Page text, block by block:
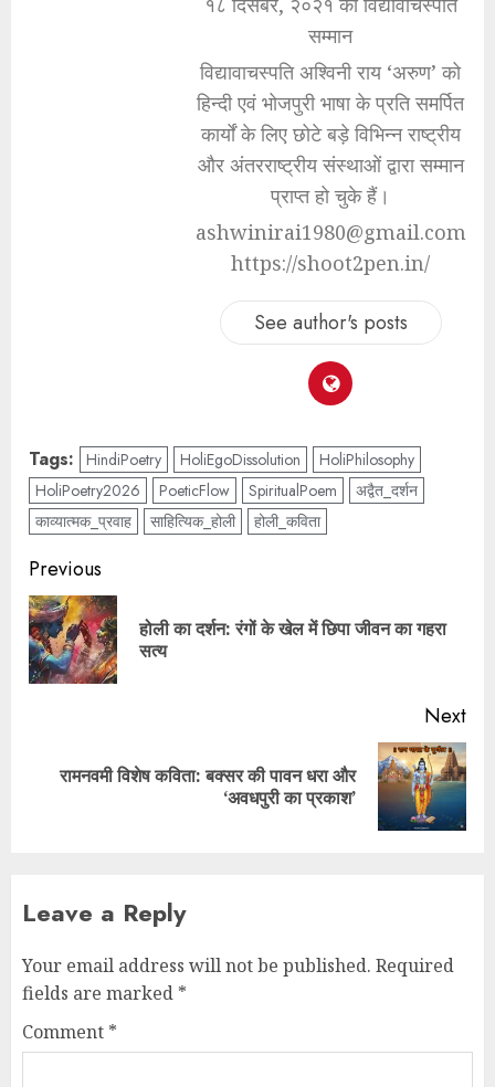
सम्मान
विद्यावाचस्पति अश्विनी राय ‘अरुण’ को
हिन्दी एवं भोजपुरी भाषा के प्रति समर्पित
कार्यों के लिए छोटे बड़े विभिन्न राष्ट्रीय
और अंतरराष्ट्रीय संस्थाओं द्वारा सम्मान
प्राप्त हो चुके हैं।
ashwinirai1980@gmail.com
https://shoot2pen.in/
See author's posts
Tags: HindiPoetry HoliEgoDissolution
HoliPhilosophy
HoliPoetry2026
PoeticFlow SpiritualPoem
अद्वैत_दर्शन
काव्यात्मक_प्रवाह
साहित्यिक_होली होली_कविता
Previous
होली का दर्शन: रंगों के खेल में छिपा जीवन का गहरा
सत्य
Next
रामनवमी विशेष कविता: बक्सर की पावन धरा और
‘अवधपुरी का प्रकाश’
Leave a Reply
Your email address will not be published. Required
fields are marked *
Comment *